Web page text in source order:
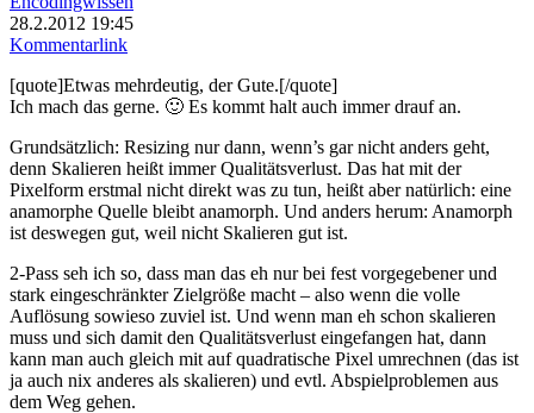
28.2.2012 19:45
Kommentarlink
[quote]Etwas mehrdeutig, der Gute.[/quote]
Ich mach das gerne. 🙂 Es kommt halt auch immer drauf an.
Grundsätzlich: Resizing nur dann, wenn’s gar nicht anders geht,
denn Skalieren heißt immer Qualitätsverlust. Das hat mit der
Pixelform erstmal nicht direkt was zu tun, heißt aber natürlich: eine
anamorphe Quelle bleibt anamorph. Und anders herum: Anamorph
ist deswegen gut, weil nicht Skalieren gut ist.
2-Pass seh ich so, dass man das eh nur bei fest vorgegebener und
stark eingeschränkter Zielgröße macht – also wenn die volle
Auflösung sowieso zuviel ist. Und wenn man eh schon skalieren
muss und sich damit den Qualitätsverlust eingefangen hat, dann
kann man auch gleich mit auf quadratische Pixel umrechnen (das ist
ja auch nix anderes als skalieren) und evtl. Abspielproblemen aus
dem Weg gehen.